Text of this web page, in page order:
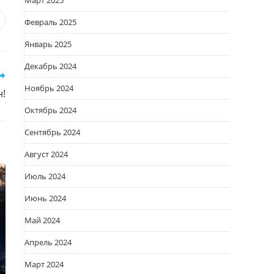
новом
Февраль 2025
Январь 2025
Декабрь 2024
Ноябрь 2024
Октябрь 2024
Сентябрь 2024
Август 2024
Июль 2024
Июнь 2024
Май 2024
Апрель 2024
Март 2024